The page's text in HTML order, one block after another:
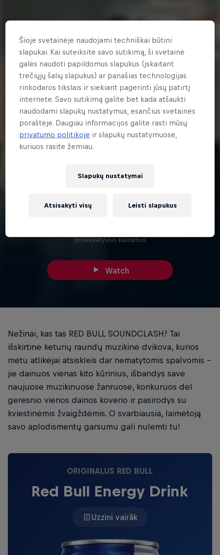
Mantas Stonkus kamantinėja J. Jarutį ir
provokatyvius klausimus
Watch
Nežinai, kas tas RED BULL SOUNDCLASH? Tai
išskirtinė keturių raundų muzikinė dvikova, kurios
metu atlikėjai atsiskleis dar nematytomis spalvomis -
jie dainuos vienas kito kūrinius, išbandys save
naujuose muzikinuose žanruose, konkuruos dėl
geresnio vienos dainos koverio ir pasirodys su
kviestinėmis žvaigždėmis. O svarbiausia, laimėtoją
savo aplodismentų garsumu gali nulemti tu!
ORIGINALUS RED BULL
Red Bull Energy Drink
Uzzini vairāk
Šioje svetainėje naudojami techniškai būtini
slapukai. Kai suteiksite savo sutikimą, ši svetainė
galės naudoti papildomus slapukus (įskaitant
trečiųjų šalių slapukus) ar panašias technologijas
rinkodaros tikslais ir siekiant pagerinti jūsų patirtį
internete. Savo sutikimą galite bet kada atšaukti
naudodami slapukų nustatymus, esančius svetainės
poraštėje. Daugiau informacijos galite rasti mūsų
privatumo politikoje ir slapukų nustatymuose,
kuriuos rasite žemiau.
Slapukų nustatymai
Atsisakyti visų Leisti slapukus